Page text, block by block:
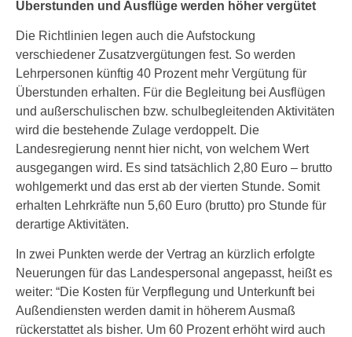
Überstunden und Ausflüge werden höher vergütet
Die Richtlinien legen auch die Aufstockung
verschiedener Zusatzvergütungen fest. So werden
Lehrpersonen künftig 40 Prozent mehr Vergütung für
Überstunden erhalten. Für die Begleitung bei Ausflügen
und außerschulischen bzw. schulbegleitenden Aktivitäten
wird die bestehende Zulage verdoppelt. Die
Landesregierung nennt hier nicht, von welchem Wert
ausgegangen wird. Es sind tatsächlich 2,80 Euro – brutto
wohlgemerkt und das erst ab der vierten Stunde. Somit
erhalten Lehrkräfte nun 5,60 Euro (brutto) pro Stunde für
derartige Aktivitäten.
In zwei Punkten werde der Vertrag an kürzlich erfolgte
Neuerungen für das Landespersonal angepasst, heißt es
weiter: “Die Kosten für Verpflegung und Unterkunft bei
Außendiensten werden damit in höherem Ausmaß
rückerstattet als bisher. Um 60 Prozent erhöht wird auch